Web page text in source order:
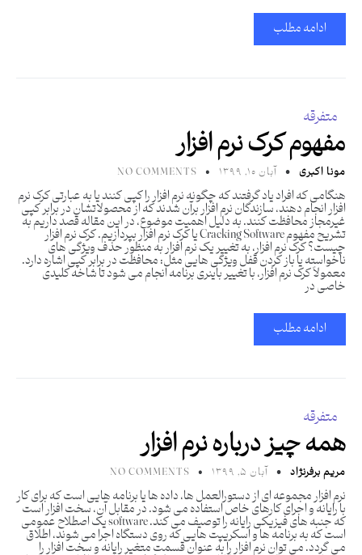
ادامه مطلب
متفرقه
مفهوم کرک نرم افزار
مونا اکبری آبان ۱۰, ۱۳۹۹ NO COMMENTS
هنگامی که افراد یاد گرفتند که چگونه نرم افزار را کپی کنند یا به عبارتی کرک نرم
افزار انجام دهند، سازندگان نرم افزار برآن شدند که از محصولاتشان در برابر کپی
غیرمجاز محافظت کنند. به دلیل اهمیت موضوع، در این مقاله قصد داریم به
تشریح مفهوم Cracking Software یا کرک نرم افزار بپردازیم. کرک نرم افزار
چیست؟ کرک نرم افزار، به تغییر یک نرم افزار به منظور حذف ویژگی های
ناخواسته یا باز کردن قفل ویژگی هایی مثل: محافظت در برابر کپی اشاره دارد.
معمولاً کرک نرم افزار، با تغییر باینری برنامه انجام می شود تا شاخه کلیدی
خاصی در
ادامه مطلب
متفرقه
همه چیز درباره نرم افزار
مریم برفرنژاد آبان ۵, ۱۳۹۹ NO COMMENTS
نرم افزار مجموعه ای از دستورالعمل ها، داده ها یا برنامه هایی است که برای کار
با رایانه و اجرای کارهای خاص استفاده می شود. در مقابل آن، سخت افزار است
که جنبه های فیزیکی رایانه را توصیف می کند. software یک اصطلاح عمومی
است که به برنامه ها و اسکریپت هایی که روی دستگاه اجرا می شوند، اطلاق
می گردد. می توان نرم افزار را به عنوان قسمت متغیر رایانه و سخت افزار را